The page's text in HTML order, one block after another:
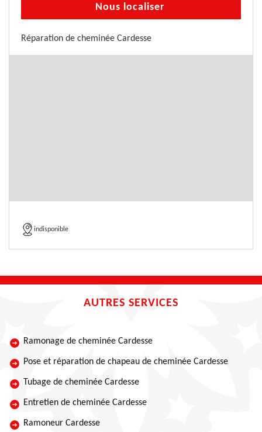
Nous localiser
Réparation de cheminée Cardesse
indisponible
AUTRES SERVICES
Ramonage de cheminée Cardesse
Pose et réparation de chapeau de cheminée Cardesse
Tubage de cheminée Cardesse
Entretien de cheminée Cardesse
Ramoneur Cardesse